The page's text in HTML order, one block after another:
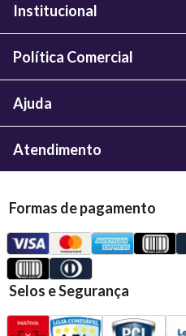
Institucional
Política Comercial
Ajuda
Atendimento
Formas de pagamento
Selos e Segurança